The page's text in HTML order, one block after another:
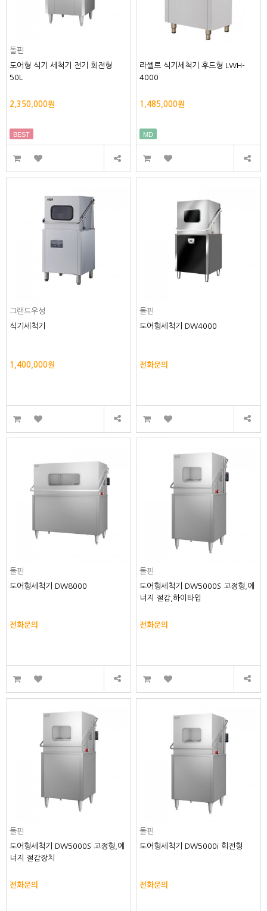
돌핀
도어형 식기 세척기 전기 회전형
50L
2,350,000원
BEST
라셀르 식기세척기 후드형 LWH-
4000
1,485,000원
MD
그랜드우성
식기세척기
1,400,000원
돌핀
도어형세척기 DW4000
전화문의
돌핀
도어형세척기 DW8000
전화문의
돌핀
도어형세척기 DW5000S 고정형,에
너지 절감,하이타입
전화문의
돌핀
도어형세척기 DW5000S 고정형,에
너지 절감장치
전화문의
돌핀
도어형세척기 DW5000i 회전형
전화문의